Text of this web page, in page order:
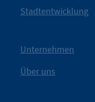
IHK Berlin. Offizieller
Nach einer
Kampagne der IHK
Stadtentwicklung
Unternehmen
Über uns